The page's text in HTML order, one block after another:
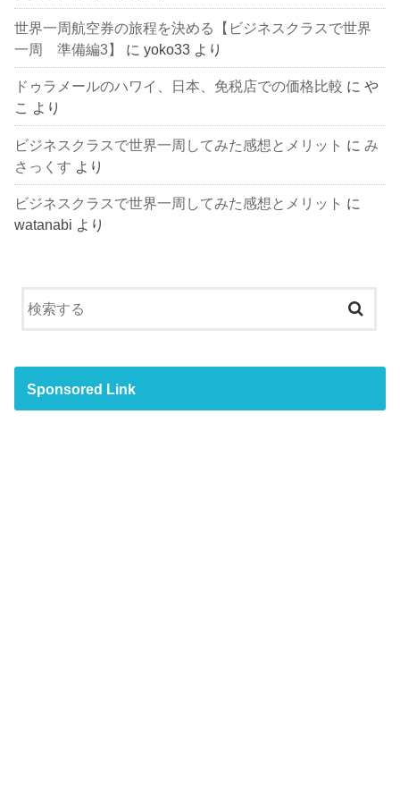
世界一周航空券の旅程を決める【ビジネスクラスで世界
一周 準備編3】
にyoko33 より
ドゥラメールのハワイ、日本、免税店での価格比較 にや
こ より
ビジネスクラスで世界一周してみた感想とメリット に み
さっくす より
ビジネスクラスで世界一周してみた感想とメリット に
watanabi より
Sponsored Link